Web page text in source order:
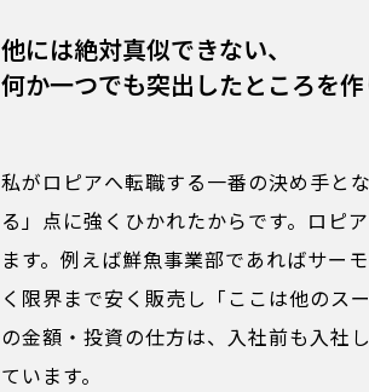
他には絶対真似できない、
何か一つでも突出したところを
私がロピアへ転職する一番の決め手と
る」点に強くひかれたからです。ロピ
ます。例えば鮮魚事業部であればサー
く限界まで安く販売し「ここは他のス
の金額・投資の仕方は、入社前も入社
ています。